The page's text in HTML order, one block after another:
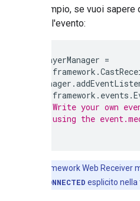
Ad esempio, se vuoi
gestire l'evento:
playerManager =
framework .
playerManager .
framework . events .
// Write your own
// using the
il framework Web Receiver
SENDER_DISCONNECTED esplicito nella